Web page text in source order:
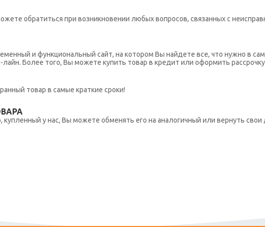
обратиться при возникновении любых вопросов, связанных с
и функциональный сайт, на котором Вы найдете все, что нужно в
Более того, Вы можете купить товар в кредит или оформить
товар в самые краткие сроки!
у нас, Вы можете обменять его на аналогичный или вернуть свои